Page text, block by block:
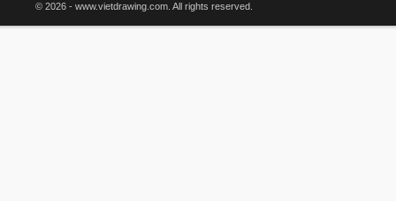
© 2026 - www.vietdrawing.com. All rights reserved.